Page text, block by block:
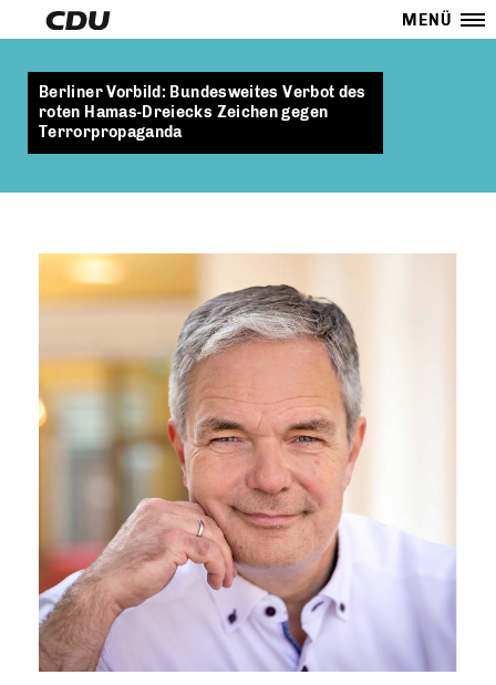
MENÜ
Berliner Vorbild: Bundesweites Verbot des
roten Hamas-Dreiecks Zeichen gegen
Terrorpropaganda